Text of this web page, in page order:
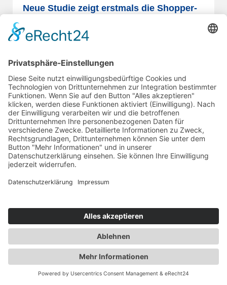
Neue Studie zeigt erstmals die Shopper-
Sale
wachsenden Bereichen im Marketing. Doch wie
23.07.2026 mehr lesen
Pop-Up Stores machen Marken erlebbar
Von interaktiven Produktstationen über digitale
Features bis hin zu Storytelling im Raum. Dieser
Inside-Artikel zeigt,…
Themen News Netzwerk Events Academy